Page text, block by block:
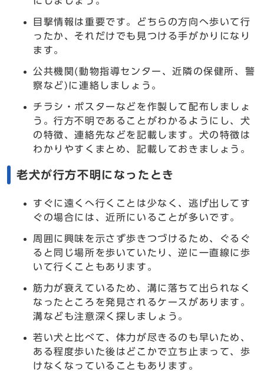
目撃情報は重要です。どちらの方向へ歩いて行
ったか、それだけでも見つける手がかりになり
ます。
公共機関(動物指導センター、近隣の保健所、警
察など)に連絡しましょう。
チラシ・ポスターなどを作製して配布しましょ
う。行方不明であることがわかるようにし、犬
の特徴、連絡先などを記載します。犬の特徴は
わかりやすくまとめ、記載しておきましょう。
老犬が行方不明になったとき
すぐに遠くへ行くことは少なく、逃げ出してす
ぐの場合には、近所にいることが多いです。
周囲に興味を示さず歩きつづけるため、ぐるぐ
ると同じ場所を歩いていたり、逆に一直線に歩
いて行くこともあります。
筋力が衰えているため、溝に落ちて出られなく
なったところを発見されるケースがあります。
溝なども注意深く探しましょう。
若い犬と比べて、体力が尽きるのも早いため、
ある程度歩いた後はどこかで立ち止まって、歩
けなくなっていることもあります。